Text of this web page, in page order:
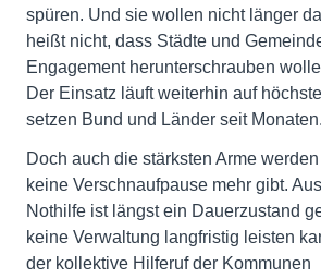
spüren. Und sie wollen nicht länger
heißt nicht, dass Städte und
Engagement herunterschrauben
Der Einsatz läuft weiterhin auf
setzen Bund und Länder seit Monaten.
Doch auch die stärksten Arme
keine Verschnaufpause mehr gibt.
Nothilfe ist längst ein Dauerzustand
keine Verwaltung langfristig leisten
der kollektive Hilferuf der Kommunen